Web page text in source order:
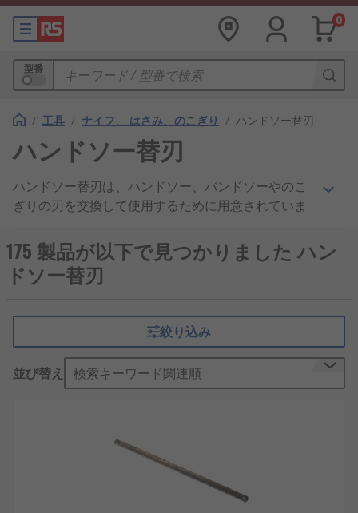
0
型番
/ 工具 / ナイフ、 はさみ、のこぎり / ハンドソー替刃
ハンドソー替刃
ハンドソー替刃は、ハンドソー、バンドソーやのこ
ぎりの刃を交換して使用するために用意されていま
するために用途に応じた刃を使用します。
替刃の種類
ハンドソー替刃は、切れ刃の形状によって、歯形又
は鋭利なワイヤのタイプがあり、さまざまな用途に
適合するように設計されています。そして、それぞ
れ刃の長さが異なり、作業のタイプや使用目的を確
認したうえで、適切な替刃を選択する必要がありま
また、取り付ける工具に応じて以下の種類がありま
バンドソー替刃：刃が帯状（バンド状）とな
175 製品が以下で見つかりました ハン
ドソー替刃
絞り込み
並び替え 検索キーワード関連順